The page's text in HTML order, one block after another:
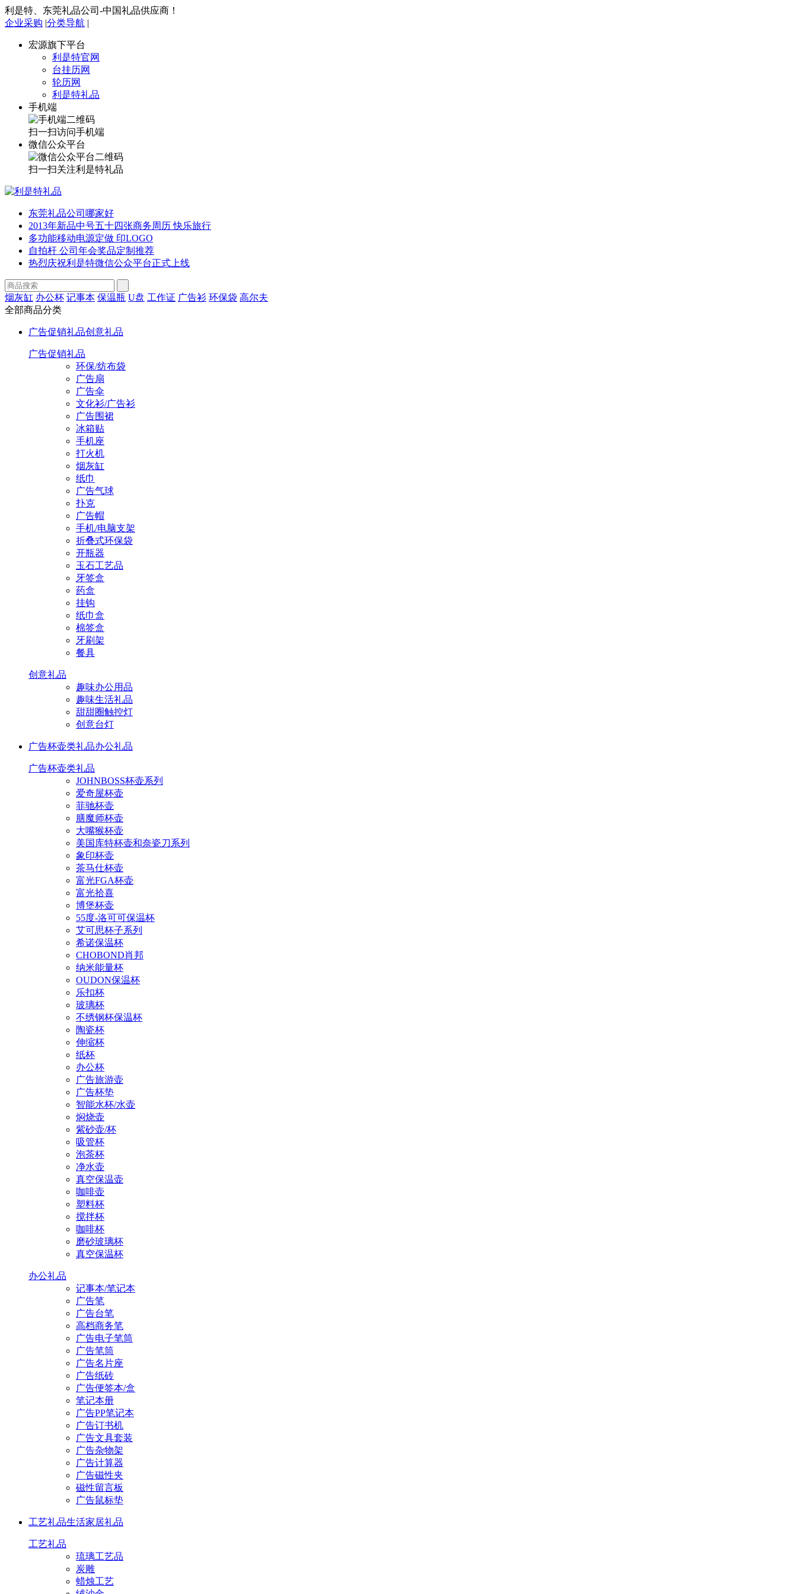
利是特、东莞礼品公司-中国礼品供应商！
企业采购 |分类导航 |
宏源旗下平台
利是特官网
台挂历网
轮历网
利是特礼品
手机端
扫一扫访问手机端
微信公众平台
扫一扫关注利是特礼品
东莞礼品公司哪家好
2013年新品中号五十四张商务周历 快乐旅行
多功能移动电源定做 印LOGO
自拍杆 公司年会奖品定制推荐
热烈庆祝利是特微信公众平台正式上线
烟灰缸 办公杯 记事本 保温瓶 U盘 工作证 广告衫 环保袋 高尔夫
全部商品分类
广告促销礼品创意礼品
广告促销礼品
环保/纺布袋
广告扇
广告伞
文化衫/广告衫
广告围裙
冰箱贴
手机座
打火机
烟灰缸
纸巾
广告气球
扑克
广告帽
手机/电脑支架
折叠式环保袋
开瓶器
玉石工艺品
牙签盒
药盒
挂钩
纸巾盒
棉签盒
牙刷架
餐具
创意礼品
趣味办公用品
趣味生活礼品
甜甜圈触控灯
创意台灯
广告杯壶类礼品办公礼品
广告杯壶类礼品
JOHNBOSS杯壶系列
爱奇屋杯壶
菲驰杯壶
膳魔师杯壶
大嘴猴杯壶
美国库特杯壶和奈瓷刀系列
象印杯壶
茶马仕杯壶
富光FGA杯壶
富光拾喜
博堡杯壶
55度-洛可可保温杯
艾可思杯子系列
希诺保温杯
CHOBOND肖邦
纳米能量杯
OUDON保温杯
乐扣杯
玻璃杯
不绣钢杯保温杯
陶瓷杯
伸缩杯
纸杯
办公杯
广告旅游壶
广告杯垫
智能水杯/水壶
焖烧壶
紫砂壶/杯
吸管杯
泡茶杯
净水壶
真空保温壶
咖啡壶
塑料杯
搅拌杯
咖啡杯
磨砂玻璃杯
真空保温杯
办公礼品
记事本/笔记本
广告笔
广告台笔
高档商务笔
广告电子笔筒
广告笔筒
广告名片座
广告纸砖
广告便签本/盒
笔记本册
广告PP笔记本
广告订书机
广告文具套装
广告杂物架
广告计算器
广告磁性夹
磁性留言板
广告鼠标垫
工艺礼品生活家居礼品
工艺礼品
琉璃工艺品
炭雕
蜡烛工艺